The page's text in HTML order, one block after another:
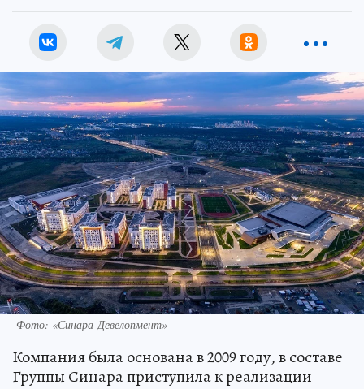
Фото: «Синара-­Девелопмент»
Компания была основана в 2009 году, в составе
Группы Синара приступила к реализации